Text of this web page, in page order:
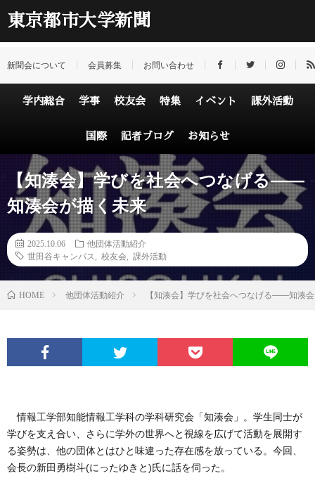
東京都市大学新聞
新聞会について 会員募集 お問い合わせ
学内総合 学事 校友会 特集 イベント 課外活動
国際 記者ブログ お知らせ
【知湊会】学びを社会へつなげる――
知湊会が描く未来
2025.10.06
他団体活動紹介
世田谷キャンパス
校友会 課外活動
HOME 他団体活動紹介 【知湊会】学びを社会へつなげる――知湊
情報工学部知能情報工学科の学科研究会「知湊会」。学生同士が
学びを支え合い、さらに学外の世界へと視線を広げて活動を展開す
る姿勢は、他の団体とはひと味違った存在感を放っている。今回、
会長の新田勇樹斗(にったゆきと)氏に話を伺った。